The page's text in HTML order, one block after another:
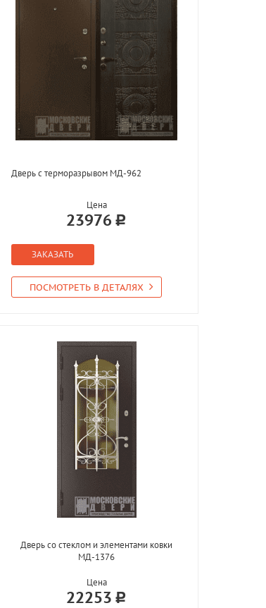
Дверь с терморазрывом МД-962
Цена
23976
ЗАКАЗАТЬ
ПОСМОТРЕТЬ В ДЕТАЛЯХ
Дверь со стеклом и элементами ковки
МД-1376
Цена
22253